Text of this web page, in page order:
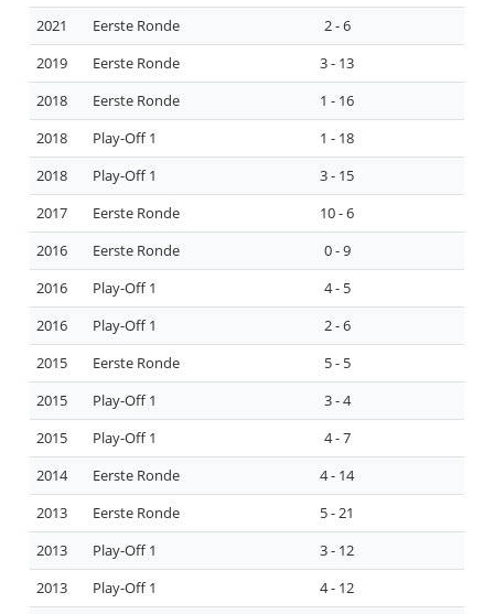
2021
Eerste Ronde
2 - 6
2019
Eerste Ronde
3 - 13
2018
Eerste Ronde
1 - 16
2018
Play-Off 1
1 - 18
2018
Play-Off 1
3 - 15
2017
Eerste Ronde
10 - 6
2016
Eerste Ronde
0 - 9
2016
Play-Off 1
4 - 5
2016
Play-Off 1
2 - 6
2015
Eerste Ronde
5 - 5
2015
Play-Off 1
3 - 4
2015
Play-Off 1
4 - 7
2014
Eerste Ronde
4 - 14
2013
Eerste Ronde
5 - 21
2013
Play-Off 1
3 - 12
2013
Play-Off 1 4 - 12